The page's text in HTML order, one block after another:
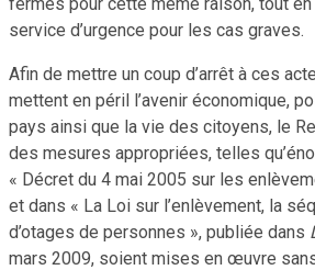
service d’urgence pour les cas graves.
Afin de mettre un coup d’arrêt à ces
mettent en péril l’avenir économique,
pays ainsi que la vie des citoyens, le
des mesures appropriées, telles
« Décret du 4 mai 2005 sur les
et dans « La Loi sur l’enlèvement, la
d’otages de personnes », publiée dans
mars 2009, soient mises en œuvre